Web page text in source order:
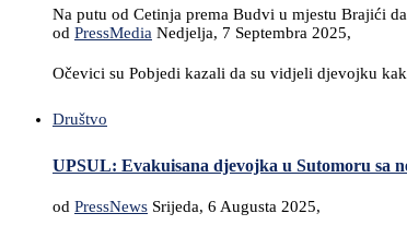
Na putu od Cetinja prema Budvi u mjestu Brajići
od PressMedia Nedjelja, 7 Septembra 2025,
Očevici su Pobjedi kazali da su vidjeli djevojku
Društvo
UPSUL: Evakuisana djevojka u Sutomoru sa
od PressNews Srijeda, 6 Augusta 2025,